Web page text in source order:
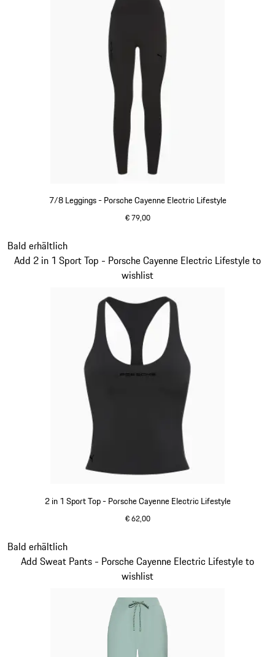
7/8 Leggings - Porsche Cayenne Electric Lifestyle
€ 79,00
2 in 1 Sport Top - Porsche Cayenne Electric Lifestyle
€ 62,00
Bald erhältlich
Add 2 in 1 Sport Top - Porsche Cayenne Electric Lifestyle to
wishlist
Slide 7 von 15
Bald erhältlich
Add Sweat Pants - Porsche Cayenne Electric Lifestyle to
wishlist
Slide 8 von 15